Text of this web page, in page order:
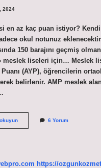
2024
en az kaç puan istiyor?
okul notunuz
150 barajını geçmiş
meslek liseleri için… Meslek
(AYP), öğrencilerin
belirlenir. AMP meslek
okuyunMeslek
Lisesi
Gerekir
6 Yorum
https://